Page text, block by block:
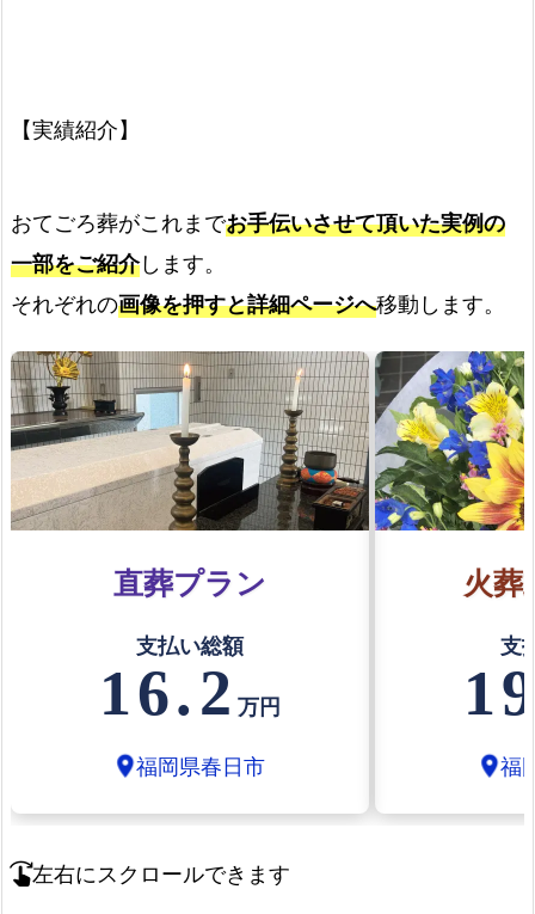
【実績紹介】
おてごろ葬がこれまでお手伝いさせて頂いた実例の
一部をご紹介します。
それぞれの画像を押すと詳細ページへ移動します。
直葬プラン
支払い総額
16.2万円
location_on福岡県春日市
火葬
支
location_on福
swipe_right左右にスクロールできます